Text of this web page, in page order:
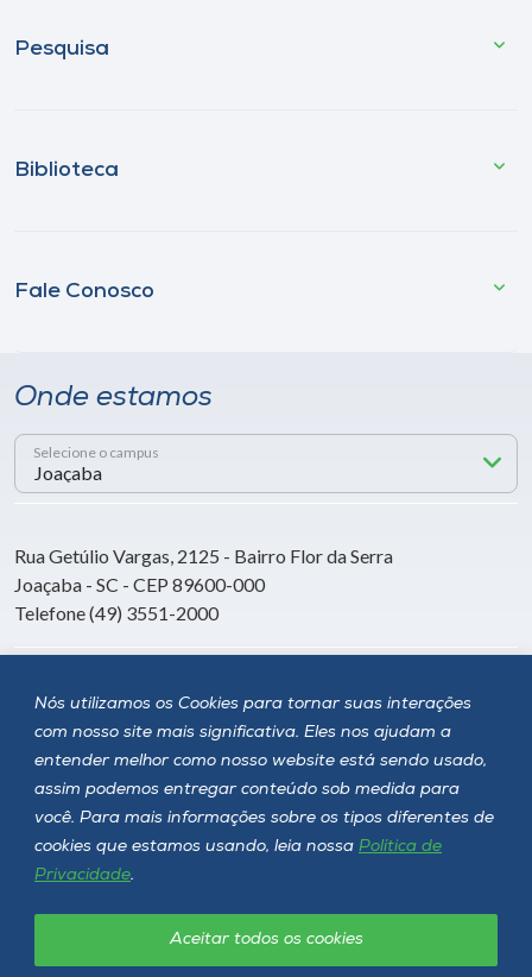
Nós utilizamos os Cookies para tornar suas interações
com nosso site mais significativa. Eles nos ajudam a
entender melhor como nosso website está sendo usado,
assim podemos entregar conteúdo sob medida para
você. Para mais informações sobre os tipos diferentes de
cookies que estamos usando, leia nossa Política de
Privacidade.
Aceitar todos os cookies
Pesquisa
Biblioteca
Fale Conosco
Onde estamos
Selecione o campus
Rua Getúlio Vargas, 2125 - Bairro Flor da Serra
Joaçaba - SC - CEP 89600-000
Telefone (49) 3551-2000
Siga a Unoesc
Política de privacidade LGPD